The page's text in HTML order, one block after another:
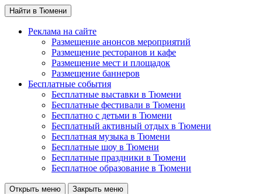
Найти в Тюмени
Реклама на сайте
Размещение анонсов мероприятий
Размещение ресторанов и кафе
Размещение мест и площадок
Размещение баннеров
Бесплатные события
Бесплатные выставки в Тюмени
Бесплатные фестивали в Тюмени
Бесплатно с детьми в Тюмени
Бесплатный активный отдых в Тюмени
Бесплатная музыка в Тюмени
Бесплатные шоу в Тюмени
Бесплатные праздники в Тюмени
Бесплатное образование в Тюмени
Открыть меню Закрыть меню